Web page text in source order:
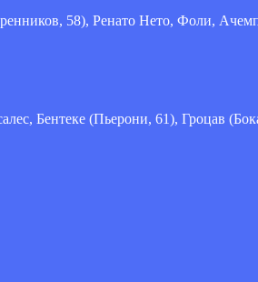
58), Ренато Нето, Фоли,
Бентеке (Пьерони, 61), Гроцав